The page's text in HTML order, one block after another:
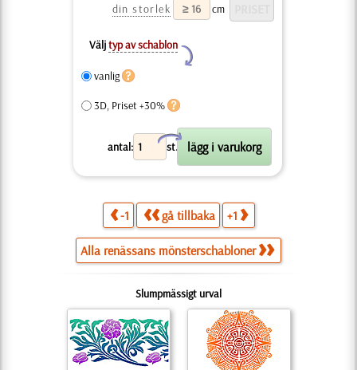
din storlek
cm
Väljtyp av schablon
Y
vanlig
3D, Priset +30%
antal: st.
X
-1 gå tillbaka +1
Alla renässans mönsterschabloner
Slumpmässigt urval